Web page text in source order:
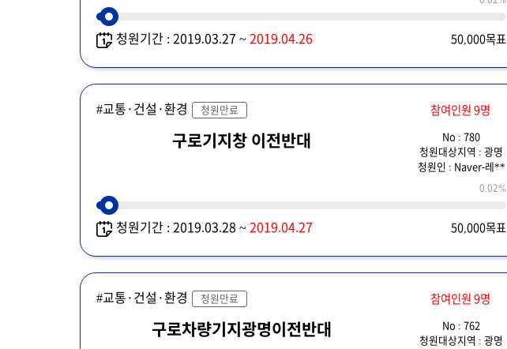
청원기간 : 2019.03.27 ~ 2019.04.26 50,000목표
#교통·건설·환경 청원만료 참여인원 9명
구로기지창 이전반대
No : 780
청원대상지역 : 광명
청원인 : Naver-레**
0.02%
청원기간 : 2019.03.28 ~ 2019.04.27 50,000목표
#교통·건설·환경 청원만료 참여인원 9명
구로차량기지광명이전반대
No : 762
청원대상지역 : 광명